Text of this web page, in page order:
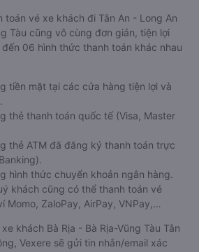
toán vé xe khách đi Tân An - Long An
Tàu cũng vô cùng đơn giản, tiện lợi
đến 06 hình thức thanh toán khác nhau
tiền mặt tại các cửa hàng tiện lợi và
thẻ thanh toán quốc tế (Visa, Master
thẻ ATM đã đăng ký thanh toán trực
hình thức chuyển khoản ngân hàng.
khách cũng có thể thanh toán vé
Momo, ZaloPay, AirPay, VNPay,…
khách Bà Rịa - Bà Rịa-Vũng Tàu Tân
Vexere sẽ gửi tin nhắn/email xác